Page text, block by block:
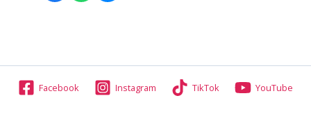
Facebook Instagram TikTok YouTube